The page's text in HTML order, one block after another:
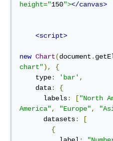
height="150"></canvas>
<script>
new Chart(document .
chart"),
{
    type
: 'bar' ,
    data
:
{
      labels
: ["North
America", "Europe",
      datasets
:
[
{